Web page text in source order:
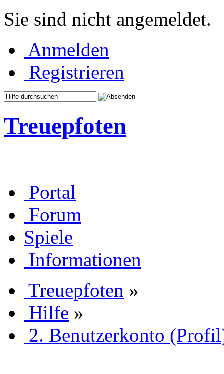
Sie sind nicht angemeldet.
Anmelden
Registrieren
Treuepfoten
Portal
Forum
Spiele
Informationen
Treuepfoten »
Hilfe »
2. Benutzerkonto